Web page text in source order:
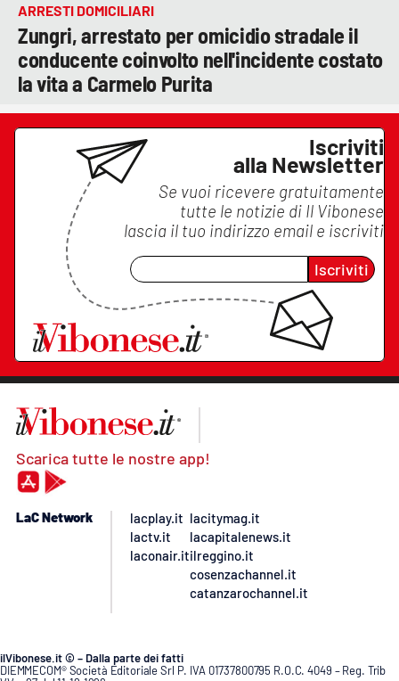
ARRESTI DOMICILIARI
Zungri, arrestato per omicidio stradale il
conducente coinvolto nell'incidente costato
la vita a Carmelo Purita
Iscriviti
alla Newsletter
Se vuoi ricevere gratuitamente
tutte le notizie di Il Vibonese
lascia il tuo indirizzo email e iscriviti
Iscriviti
Scarica tutte le nostre app!
LaC Network
lacplay.it
lactv.it
laconair.it
lacitymag.it
lacapitalenews.it
ilreggino.it
cosenzachannel.it
catanzarochannel.it
ilVibonese.it © – Dalla parte dei fatti
DIEMMECOM® Società Editoriale Srl P. IVA 01737800795 R.O.C. 4049 – Reg. Trib